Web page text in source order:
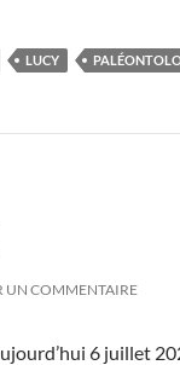
LUCY
UN COMMENTAIRE
6 juillet